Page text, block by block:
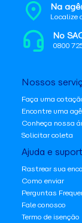
Na
Localize
No
0800
Nossos
Faça uma
Encontre uma
Conheça nossa
Solicitar coleta
Ajuda e
Rastrear sua
Como enviar
Perguntas
Fale conosco
Termo de isenção